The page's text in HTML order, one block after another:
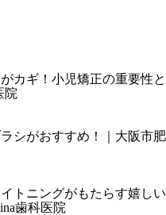
カギ！小児矯正の重要性と
院
シがおすすめ！｜大阪市肥
トニングがもたらす嬉しい
歯科医院